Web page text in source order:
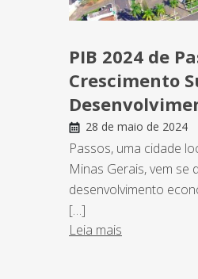
PIB 2024 de
Crescimento
28 de maio de 2024
Passos, uma cidade
Minas Gerais, vem
desenvolvimento
[…]
Leia mais